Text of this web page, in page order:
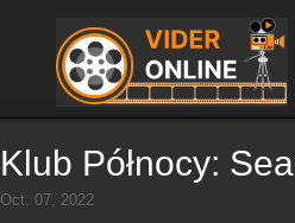
Klub Północy:
Oct. 07, 2022